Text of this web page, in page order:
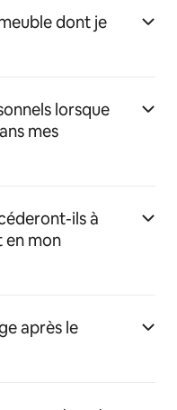
dont je
lorsque
mes
ils à
en mon
après le